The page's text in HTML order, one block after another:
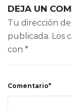
DEJA UN
Tu dirección
publicada. Los
con *
Comentario*